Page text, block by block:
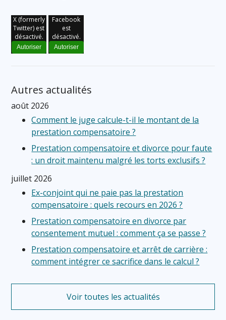
X (formerly
Twitter) est
désactivé.
Autoriser
Facebook
est
désactivé.
Autoriser
Autres actualités
août 2026
Comment le juge calcule-t-il le montant de la
prestation compensatoire ?
Prestation compensatoire et divorce pour faute
: un droit maintenu malgré les torts exclusifs ?
juillet 2026
Ex-conjoint qui ne paie pas la prestation
compensatoire : quels recours en 2026 ?
Prestation compensatoire en divorce par
consentement mutuel : comment ça se passe ?
Prestation compensatoire et arrêt de carrière :
comment intégrer ce sacrifice dans le calcul ?
Voir toutes les actualités